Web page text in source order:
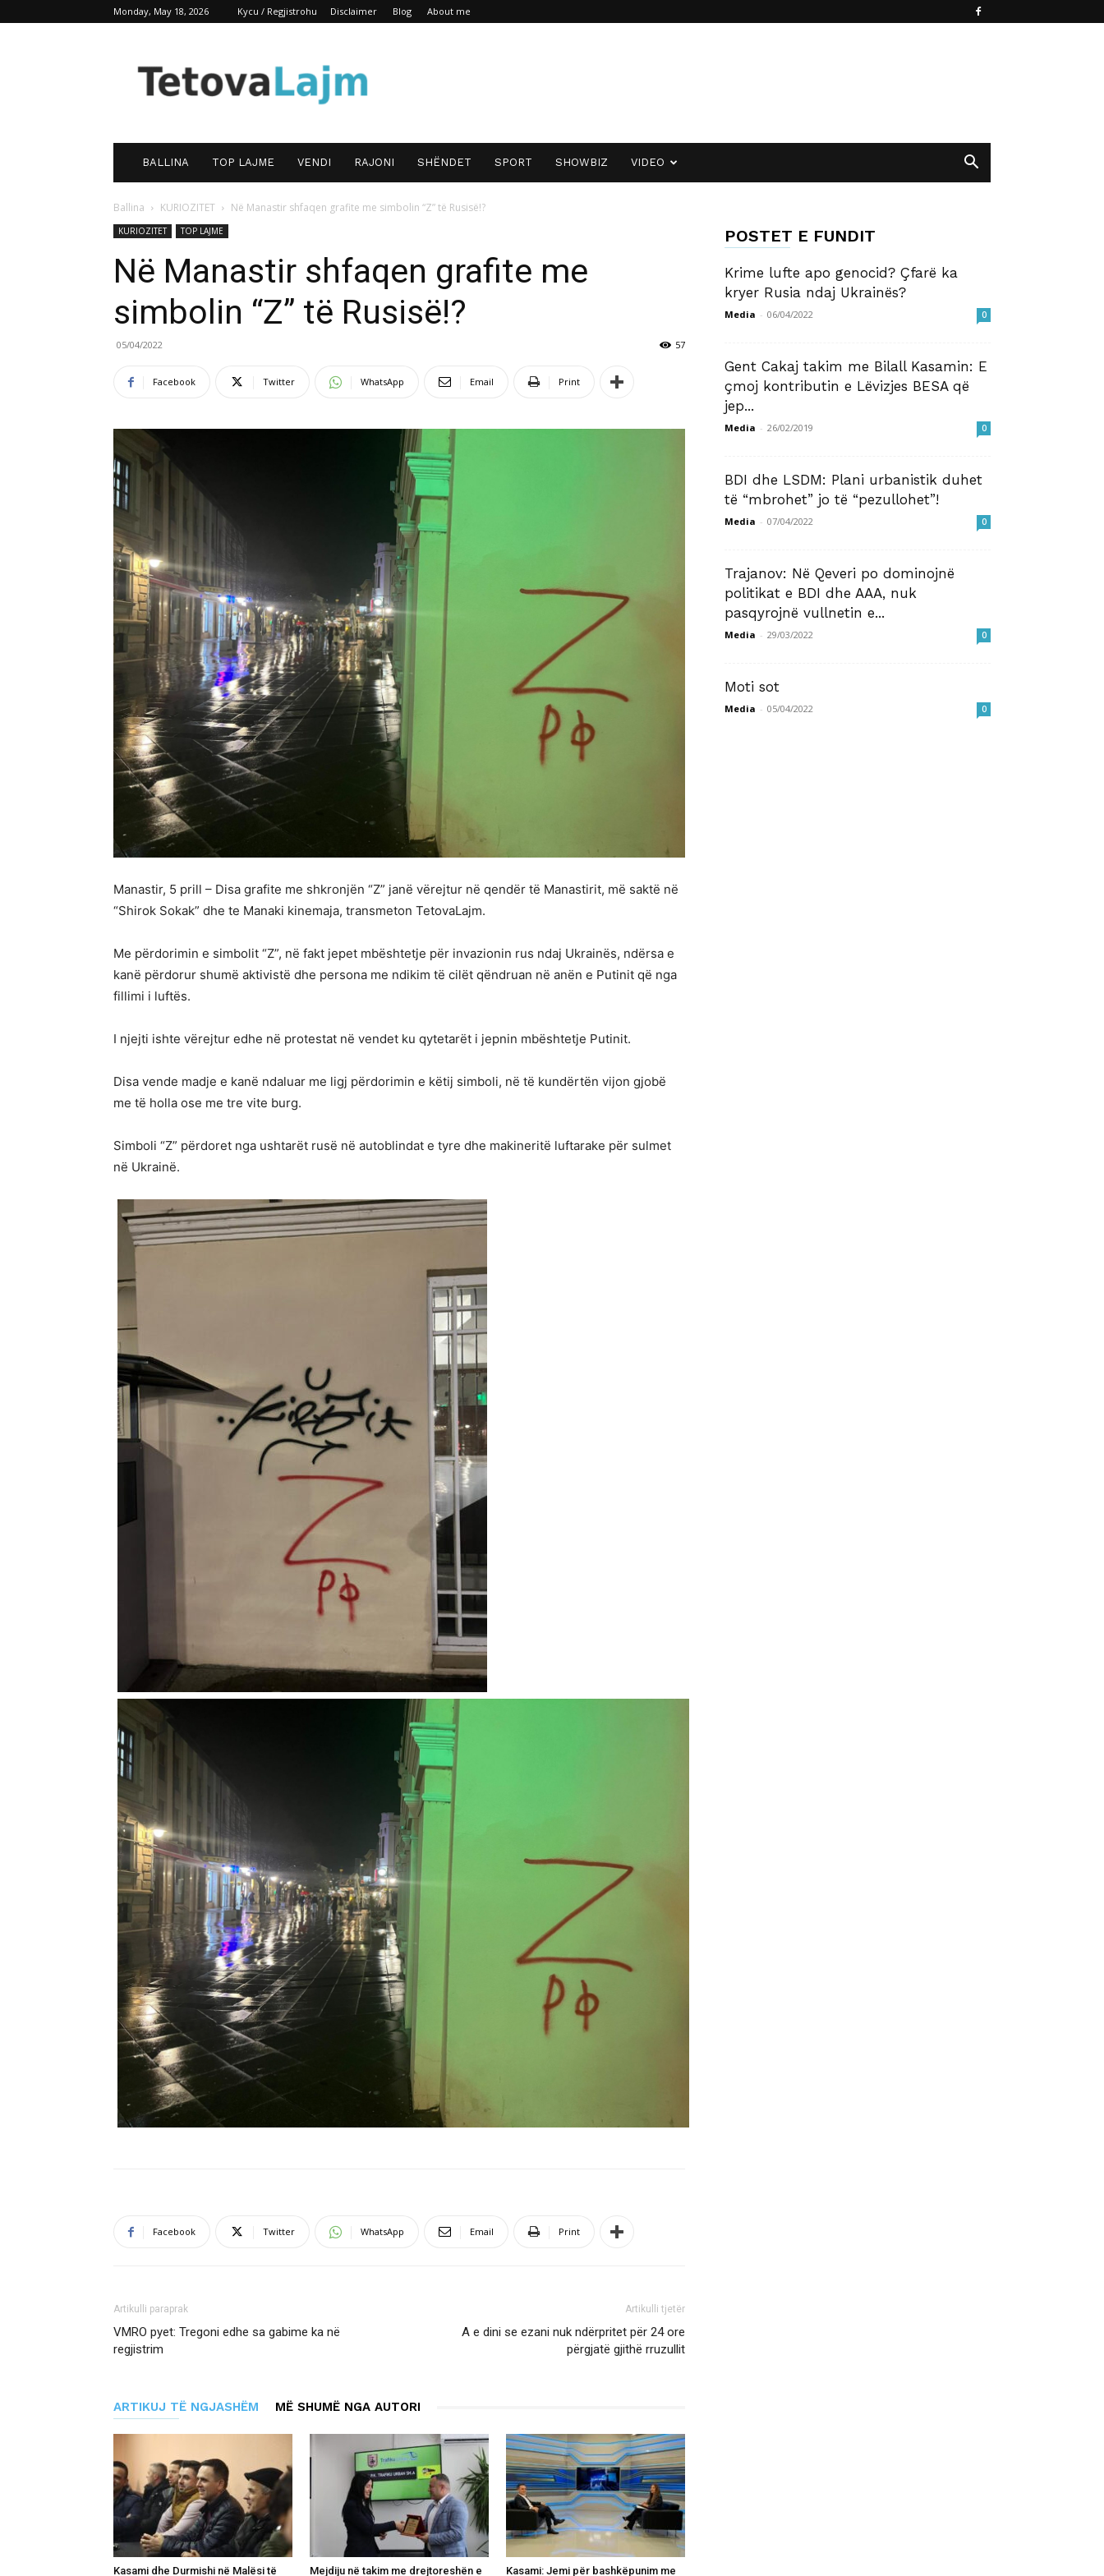
Monday, May 18, 2026 Kycu / Regjistrohu Disclaimer Blog About me
BALLINA TOP LAJME VENDI RAJONI SHËNDET SPORT SHOWBIZ VIDEO
Ballina KURIOZITET Në Manastir shfaqen grafite me simbolin “Z” të Rusisë!?
KURIOZITET TOP LAJME
Në Manastir shfaqen grafite me
simbolin “Z” të Rusisë!?
05/04/2022 57
Facebook Twitter WhatsApp Email Print
Manastir, 5 prill – Disa grafite me shkronjën “Z” janë vërejtur në qendër të Manastirit, më saktë në
“Shirok Sokak” dhe te Manaki kinemaja, transmeton TetovaLajm.
Me përdorimin e simbolit “Z”, në fakt jepet mbështetje për invazionin rus ndaj Ukrainës, ndërsa e
kanë përdorur shumë aktivistë dhe persona me ndikim të cilët qëndruan në anën e Putinit që nga
fillimi i luftës.
I njejti ishte vërejtur edhe në protestat në vendet ku qytetarët i jepnin mbështetje Putinit.
Disa vende madje e kanë ndaluar me ligj përdorimin e këtij simboli, në të kundërtën vijon gjobë
me të holla ose me tre vite burg.
Simboli “Z” përdoret nga ushtarët rusë në autoblindat e tyre dhe makineritë luftarake për sulmet
në Ukrainë.
Facebook Twitter WhatsApp Email Print
Artikulli paraprak
VMRO pyet: Tregoni edhe sa gabime ka në
regjistrim
Artikulli tjetër
A e dini se ezani nuk ndërpritet për 24 ore
përgjatë gjithë rruzullit
ARTIKUJ TË NGJASHËM MË SHUMË NGA AUTORI
Kasami dhe Durmishi në Malësi të Mejdiju në takim me drejtoreshën e Kasami: Jemi për bashkëpunim me
POSTET E FUNDIT
Krime lufte apo genocid? Çfarë ka
kryer Rusia ndaj Ukrainës?
Media - 06/04/2022 0
Gent Cakaj takim me Bilall Kasamin: E
çmoj kontributin e Lëvizjes BESA që
jep...
Media - 26/02/2019 0
BDI dhe LSDM: Plani urbanistik duhet
të “mbrohet” jo të “pezullohet”!
Media - 07/04/2022 0
Trajanov: Në Qeveri po dominojnë
politikat e BDI dhe AAA, nuk
pasqyrojnë vullnetin e...
Media - 29/03/2022 0
Moti sot
Media - 05/04/2022 0